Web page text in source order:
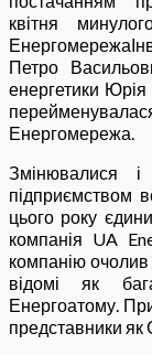
квітня
Петро
енергетики
Енергомережа.
Змінювалися
підприємством
цього року
компанія UA
компанію
відомі як
Енергоатому.
представники як